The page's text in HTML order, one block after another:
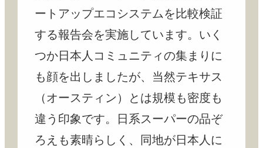
ートアップエコシステムを比較検証
する報告会を実施しています。いく
つか日本人コミュニティの集まりに
も顔を出しましたが、当然テキサス
（オースティン）とは規模も密度も
違う印象です。日系スーパーの品ぞ
ろえも素晴らしく、同地が日本人に